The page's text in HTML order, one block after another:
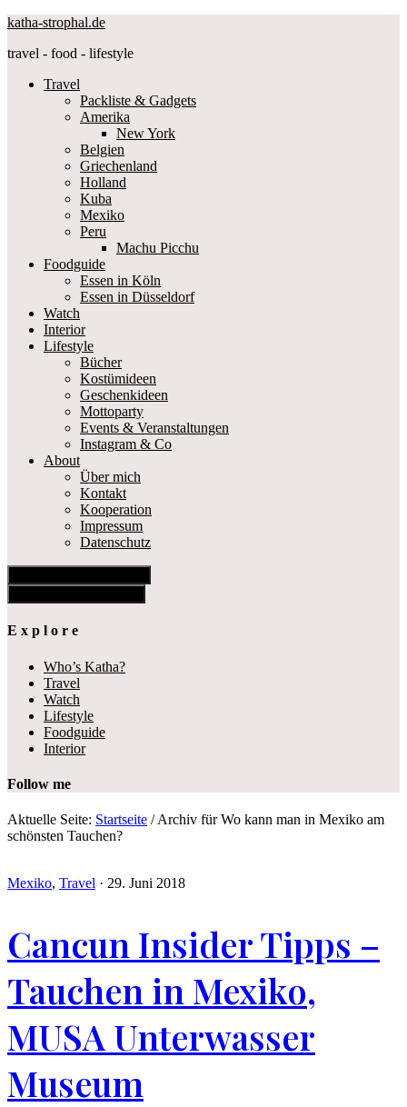
katha-strophal.de
travel - food - lifestyle
Travel
Packliste & Gadgets
Amerika
New York
Belgien
Griechenland
Holland
Kuba
Mexiko
Peru
Machu Picchu
Foodguide
Essen in Köln
Essen in Düsseldorf
Watch
Interior
Lifestyle
Bücher
Kostümideen
Geschenkideen
Mottoparty
Events & Veranstaltungen
Instagram & Co
About
Über mich
Kontakt
Kooperation
Impressum
Datenschutz
E x p l o r e
Who’s Katha?
Travel
Watch
Lifestyle
Foodguide
Interior
Follow me
Aktuelle Seite: Startseite /Archiv für Wo kann man in Mexiko am
schönsten Tauchen?
Mexiko, Travel · 29. Juni 2018
Cancun Insider Tipps –
Tauchen in Mexiko,
MUSA Unterwasser
Museum